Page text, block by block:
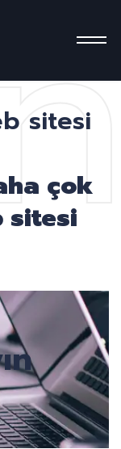
sitesi
çok
sitesi